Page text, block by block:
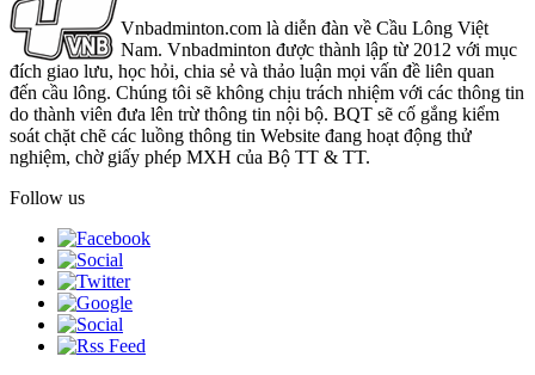
Vnbadminton.com là diễn đàn về Cầu Lông Việt
Nam. Vnbadminton được thành lập từ 2012 với mục
đích giao lưu, học hỏi, chia sẻ và thảo luận mọi vấn đề liên quan
đến cầu lông. Chúng tôi sẽ không chịu trách nhiệm với các thông tin
do thành viên đưa lên trừ thông tin nội bộ. BQT sẽ cố gắng kiểm
soát chặt chẽ các luồng thông tin Website đang hoạt động thử
nghiệm, chờ giấy phép MXH của Bộ TT & TT.
Follow us